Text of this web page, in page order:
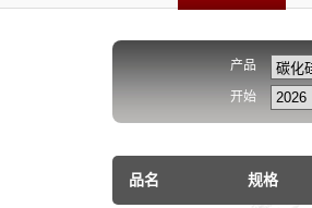
产品
开始
品名 规格